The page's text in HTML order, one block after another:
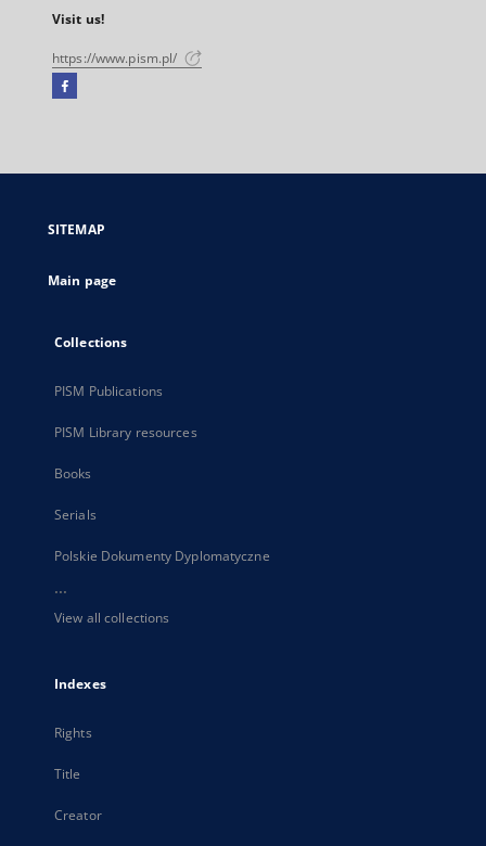
Visit us!
https://www.pism.pl/
Facebook
open
new
SITEMAP
Main page
Collections
PISM Publications
PISM Library resources
Books
Serials
Polskie Dokumenty Dyplomatyczne
...
View all collections
Indexes
Rights
Title
Creator